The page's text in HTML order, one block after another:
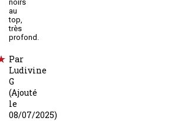
noirs
au
top,
très
profond.
Par
Ludivine
G
(Ajouté
le
08/07/2025)